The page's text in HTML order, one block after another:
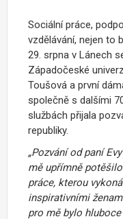
Sociální práce,
vzdělávání, nejen to
29. srpna v Lánech
Západočeské
Toušová a první
společně s dalšími
službách přijala
republiky.
„Pozvání od paní
mě upřímně
práce, kterou
inspirativními
pro mě bylo